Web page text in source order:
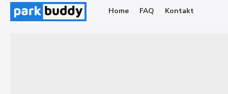
Zum
Inhalt
Home FAQ Kontakt